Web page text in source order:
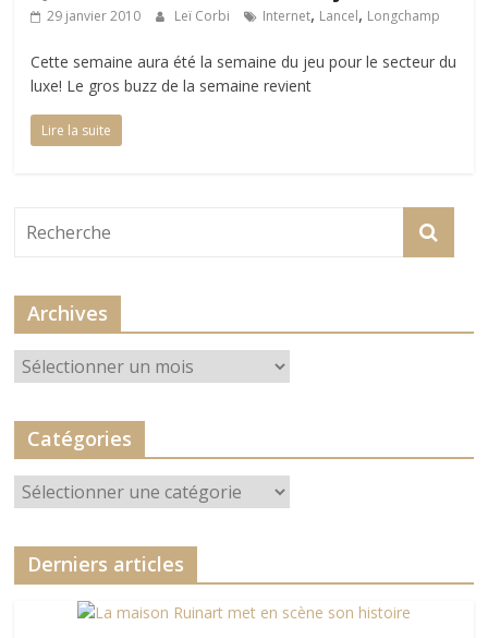
29 janvier 2010 Leï Corbi Internet, Lancel, Longchamp
Cette semaine aura été la semaine du jeu pour le secteur du
luxe! Le gros buzz de la semaine revient
Lire la suite
Archives
Archives
Catégories
Catégories
Derniers articles